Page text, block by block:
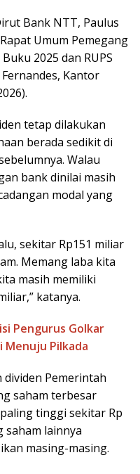
Bank NTT, Paulus
Umum Pemegang
2025 dan RUPS
Kantor
tetap dilakukan
berada sedikit di
Walau
bank dinilai masih
modal yang
sekitar Rp151 miliar
Memang laba kita
masih memiliki
katanya.
Pengurus Golkar
Menuju Pilkada
Pemerintah
saham terbesar
tinggi sekitar Rp
saham lainnya
masing-masing.